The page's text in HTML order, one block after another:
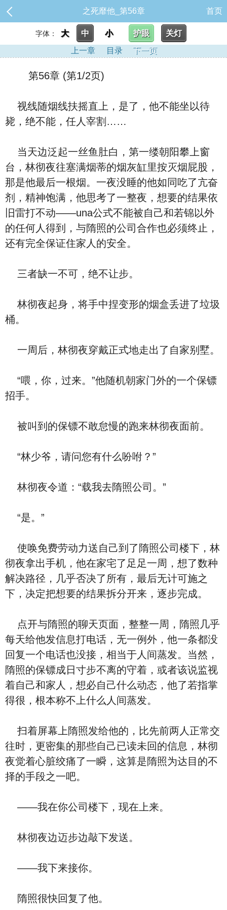
之死靡他_第56章 首页
字体： 大 中 小 护眼
关灯
上一章
目录 下一页
第56章 (第1/2页)
视线随烟线扶摇直上，是了，他不能坐以待
毙，绝不能，任人宰割……
当天边泛起一丝鱼肚白，第一缕朝阳攀上窗
台，林彻夜往塞满烟蒂的烟灰缸里按灭烟屁股，
那是他最后一根烟。一夜没睡的他如同吃了亢奋
剂，精神饱满，他思考了一整夜，想要的结果依
旧雷打不动——una公式不能被自己和若锦以外
的任何人得到，与隋照的公司合作也必须终止，
还有完全保证住家人的安全。
三者缺一不可，绝不让步。
林彻夜起身，将手中捏变形的烟盒丢进了垃圾
桶。
一周后，林彻夜穿戴正式地走出了自家别墅。
“喂，你，过来。”他随机朝家门外的一个保镖
招手。
被叫到的保镖不敢怠慢的跑来林彻夜面前。
“林少爷，请问您有什么吩咐？”
林彻夜令道：“载我去隋照公司。”
“是。”
使唤免费劳动力送自己到了隋照公司楼下，林
彻夜拿出手机，他在家宅了足足一周，想了数种
解决路径，几乎否决了所有，最后无计可施之
下，决定把想要的结果拆分开来，逐步完成。
点开与隋照的聊天页面，整整一周，隋照几乎
每天给他发信息打电话，无一例外，他一条都没
回复一个电话也没接，相当于人间蒸发。当然，
隋照的保镖成日寸步不离的守着，或者该说监视
着自己和家人，想必自己什么动态，他了若指掌
得很，根本称不上什么人间蒸发。
扫着屏幕上隋照发给他的，比先前两人正常交
往时，更密集的那些自己已读未回的信息，林彻
夜觉着心脏绞痛了一瞬，这算是隋照为达目的不
择的手段之一吧。
——我在你公司楼下，现在上来。
林彻夜边迈步边敲下发送。
——我下来接你。
隋照很快回复了他。